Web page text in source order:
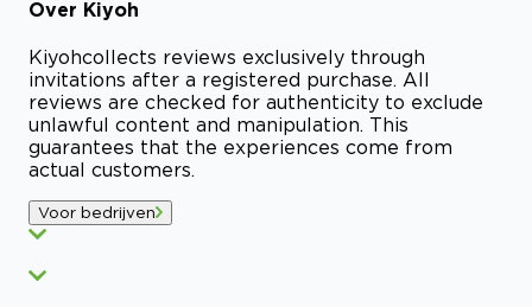
Over Kiyoh
Kiyohcollects reviews exclusively through
invitations after a registered purchase. All
reviews are checked for authenticity to exclude
unlawful content and manipulation. This
guarantees that the experiences come from
actual customers.
Voor bedrijven